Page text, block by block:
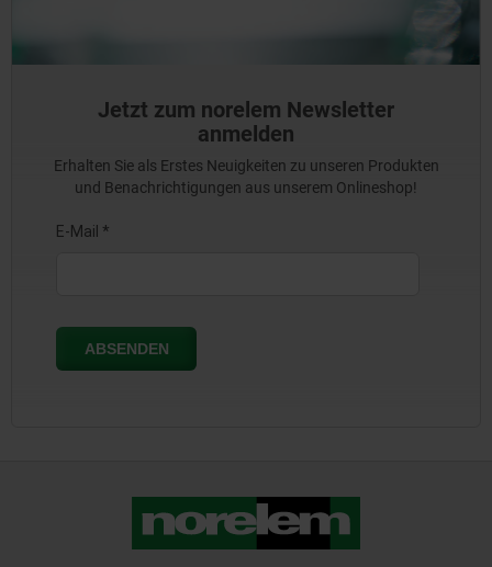
Jetzt zum norelem Newsletter
anmelden
Erhalten Sie als Erstes Neuigkeiten zu unseren Produkten
und Benachrichtigungen aus unserem Onlineshop!